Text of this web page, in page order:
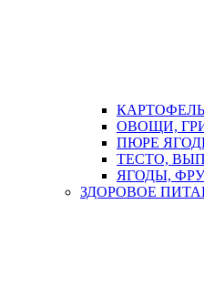
ОВОЩИ,
ПЮРЕ
ТЕСТО,
ЯГОДЫ,
ЗДОРОВОЕ